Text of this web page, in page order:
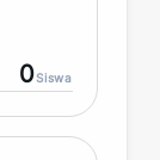
0Siswa